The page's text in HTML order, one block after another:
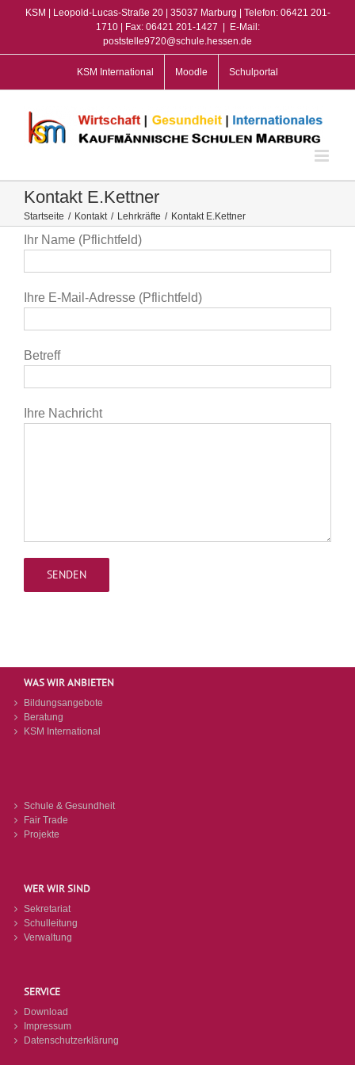
KSM | Leopold-Lucas-Straße 20 | 35037 Marburg | Telefon: 06421 201-
1710 | Fax: 06421 201-1427
E-Mail:
poststelle9720@schule.hessen.de
KSM International Moodle Schulportal
Kontakt E.Kettner
Startseite / Kontakt / Lehrkräfte / Kontakt E.Kettner
Ihr Name (Pflichtfeld)
Ihre E-Mail-Adresse (Pflichtfeld)
Betreff
Ihre Nachricht
WAS WIR ANBIETEN
Bildungsangebote
Beratung
KSM International
Schule & Gesundheit
Fair Trade
Projekte
WER WIR SIND
Sekretariat
Schulleitung
Verwaltung
SERVICE
Download
Impressum
Datenschutzerklärung